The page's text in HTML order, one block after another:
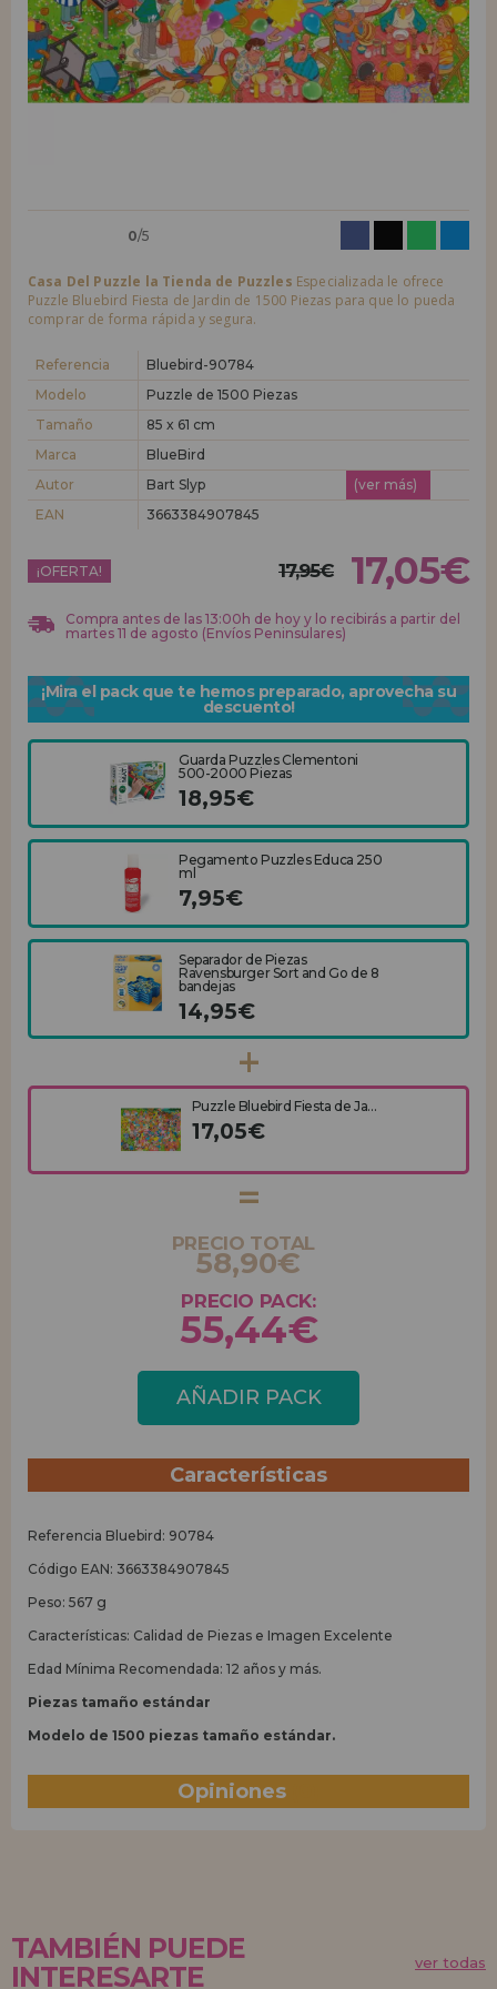
LIQUIDACIONES
INFORMACIÓN
Quiero registrarme como
nuevo cliente
Al crear una cuenta en casadelpuzzle.com podrás realizar tus compras
rápidamente en nuestra tienda virtual, revisar el estado de tus pedidos
nuevo distribuidor
¿Eres Profesional o Empresa?. ¿Quieres vender en tu negocio
condiciones de ventas con descuentos especiales para la distribución.
¡Adelante! Te estábamos esperando.
0/5
Casa Del Puzzle la Tienda de Puzzles Especializada le ofrece
Puzzle Bluebird Fiesta de Jardin de 1500 Piezas para que lo pueda
comprar de forma rápida y segura.
Referencia
Bluebird-90784
Modelo
Puzzle de 1500 Piezas
Tamaño
85 x 61 cm
Marca
BlueBird
Autor
Bart Slyp
(ver más)
EAN
3663384907845
¡OFERTA! 17,95€ 17,05€
Compra antes de las 13:00h de hoy y lo recibirás a partir del
martes 11 de agosto (Envíos Peninsulares)
¡Mira el pack que te hemos preparado, aprovecha su
descuento!
Guarda Puzzles Clementoni
500-2000 Piezas
18,95€
Pegamento Puzzles Educa 250
ml
7,95€
Separador de Piezas
Ravensburger Sort and Go de 8
bandejas
14,95€
Puzzle Bluebird Fiesta de Ja...
17,05€
PRECIO TOTAL
58,90€
PRECIO PACK:
55,44€
AÑADIR PACK
Características
Referencia Bluebird: 90784
Código EAN: 3663384907845
Peso: 567 g
Características: Calidad de Piezas e Imagen Excelente
Edad Mínima Recomendada: 12 años y más.
Piezas tamaño estándar
Modelo de 1500 piezas tamaño estándar.
Opiniones
TAMBIÉN PUEDE
INTERESARTE
ver todas